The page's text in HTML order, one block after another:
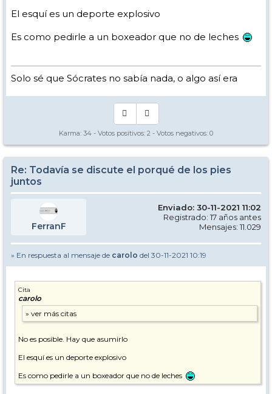
El esquí es un deporte explosivo
Es como pedirle a un boxeador que no de leches
Solo sé que Sócrates no sabía nada, o algo así era
Karma: 34 - Votos positivos: 2 - Votos negativos: 0
Re: Todavía se discute el porqué de los pies
juntos
FerranF
Enviado: 30-11-2021 11:02
Registrado: 17 años antes
Mensajes: 11.029
» En respuesta al mensaje de carolo del 30-11-2021 10:19
Cita
carolo
No es posible. Hay que asumirlo
El esquí es un deporte explosivo
Es como pedirle a un boxeador que no de leches